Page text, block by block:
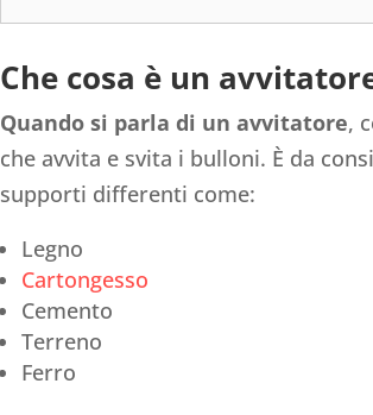
Che cosa è un
Quando si parla di un avvitatore,
che avvita e svita i bulloni. È da
supporti differenti come:
Legno
Cartongesso
Cemento
Terreno
Ferro